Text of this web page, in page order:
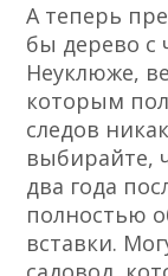
А теперь
бы дерево с
Неуклюже,
которым
следов
выбирайте,
два года
полностью
вставки.